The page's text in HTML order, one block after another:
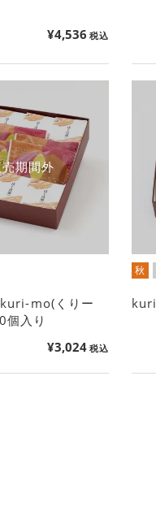
¥4,536 税込
期間外
mo(くりー
個入り
¥3,024 税込
秋